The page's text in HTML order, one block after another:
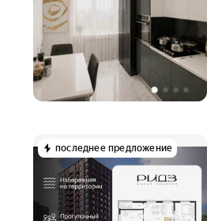
последнее предложение